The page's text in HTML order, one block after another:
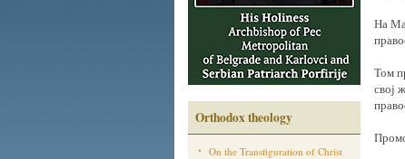
Orthodox theology
On the Transfiguration of Christ
На
Том
свој